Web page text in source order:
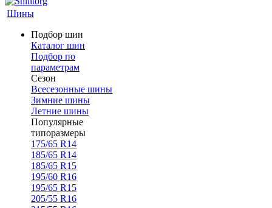
Шины
Подбор шин
Каталог шин
Подбор по
параметрам
Сезон
Всесезонные шины
Зимние шины
Летние шины
Популярные
типоразмеры
175/65 R14
185/65 R14
185/65 R15
195/60 R16
195/65 R15
205/55 R16